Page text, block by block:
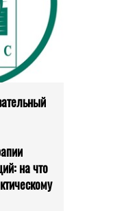
на что